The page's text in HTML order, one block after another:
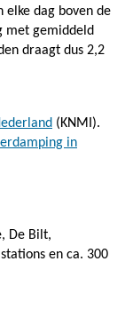
dag boven de
met gemiddeld
draagt dus 2,2
(KNMI).
in
De Bilt,
en ca. 300